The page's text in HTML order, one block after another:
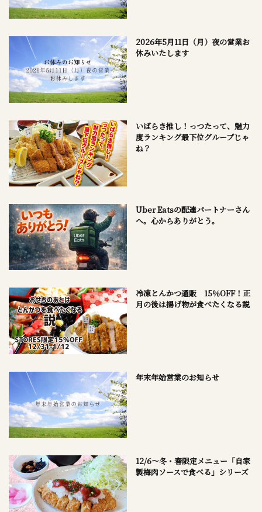
2026年5月11日（月）夜の営業お
休みいたします
いばらき推し！っつたって、魅力
度ランキング最下位グループじゃ
ね？
Uber Eatsの配達パートナーさん
へ。心からありがとう。
冷凍とんかつ通販 15％OFF！正
月の後は揚げ物が食べたくなる説
年末年始営業のお知らせ
12/6～冬・春限定メニュー「自家
製梅肉ソースで食べる」シリーズ